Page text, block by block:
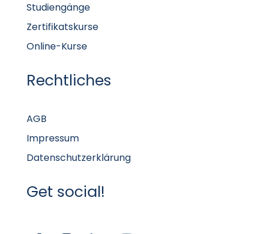
Studiengänge
Zertifikatskurse
Online-Kurse
Rechtliches
AGB
Impressum
Datenschutzerklärung
Get social!